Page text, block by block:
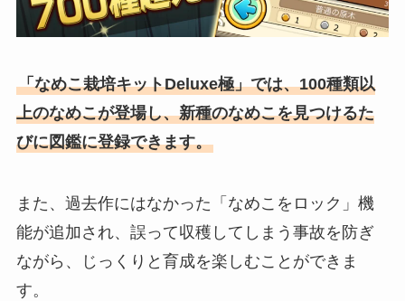
「なめこ栽培キットDeluxe極」では、100種類以
上のなめこが登場し、新種のなめこを見つけるた
びに図鑑に登録できます。
また、過去作にはなかった「なめこをロック」機
能が追加され、誤って収穫してしまう事故を防ぎ
ながら、じっくりと育成を楽しむことができま
す。